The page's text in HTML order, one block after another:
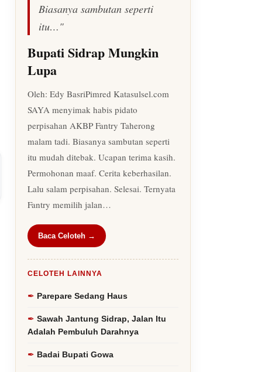
Biasanya sambutan seperti
itu…"
Bupati Sidrap Mungkin
Lupa
Oleh: Edy BasriPimred Katasulsel.com
SAYA menyimak habis pidato
perpisahan AKBP Fantry Taherong
malam tadi. Biasanya sambutan seperti
itu mudah ditebak. Ucapan terima kasih.
Permohonan maaf. Cerita keberhasilan.
Lalu salam perpisahan. Selesai. Ternyata
Fantry memilih jalan…
Baca Celoteh →
CELOTEH LAINNYA
Parepare Sedang Haus
Sawah Jantung Sidrap, Jalan Itu
Adalah Pembuluh Darahnya
Badai Bupati Gowa